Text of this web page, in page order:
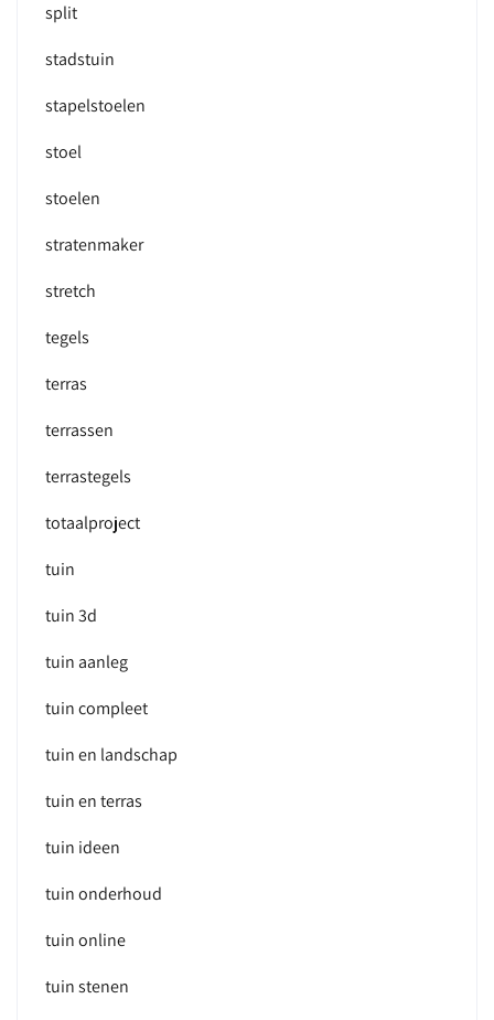
split
stadstuin
stapelstoelen
stoel
stoelen
stratenmaker
stretch
tegels
terras
terrassen
terrastegels
totaalproject
tuin
tuin 3d
tuin aanleg
tuin compleet
tuin en landschap
tuin en terras
tuin ideen
tuin onderhoud
tuin online
tuin stenen